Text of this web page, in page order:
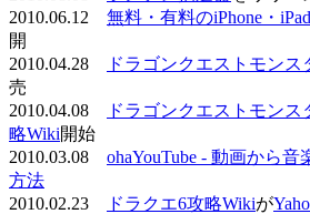
2010.06.12 無料・有料のiPhone・
開
2010.04.28
ドラゴンクエストモンス
売
2010.04.08
ドラゴンクエストモン
略Wiki開始
2010.03.08 ohaYouTube - 動画から
方法
2010.02.23
ドラクエ6攻略Wikiが